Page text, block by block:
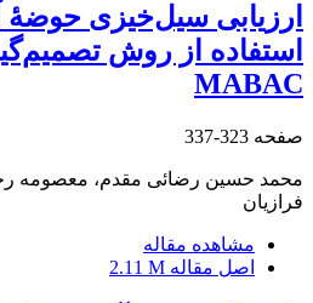
ارزیابی سیل‌خیزی حوضۀ
استفاده از روش
MABAC
صفحه 323-337
محمد حسین رضائی مقدم، معصومه
فرازیان
مشاهده مقاله
اصل مقاله 2.11 M